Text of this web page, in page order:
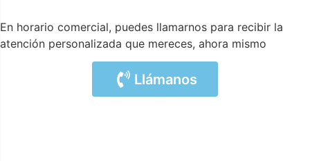
En horario comercial, puedes llamarnos para recibir la
atención personalizada que mereces, ahora mismo
Llámanos